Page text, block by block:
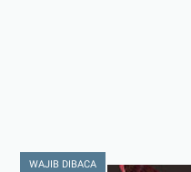
WAJIB DIBACA